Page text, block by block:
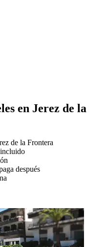
en Jerez de la
de la Frontera
después